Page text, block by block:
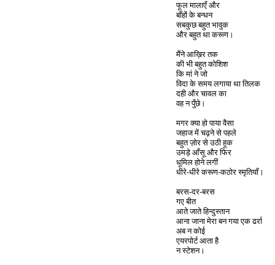
फूल मालाएँ और
बाँहों के बन्धन
सबकुछ बहुत भावुक
और बहुत था करूण।
मैंने आख़िर तक
की भी बहुत कोशिश
कि मां ने जो
विदा के समय लगाया था तिलक
दही और चावल का
वह न पुँछे।
मगर क्या हो पाया वैसा
जहाज में चढ़ने से पहले
बहुत ज़ोर से उठी हूक
उमड़े आँसू और फिर
धूमिल होने लगीं
धीरे-धीरे करूण-कठोर स्मृतियाँ।
बरस-दर-बरस
गए बीत
आते जाते हिन्दुस्तान
आना जाना मेरा बन गया एक ढर्रा
अब न कोई
एयरपोर्ट आता है
न स्टेशन।